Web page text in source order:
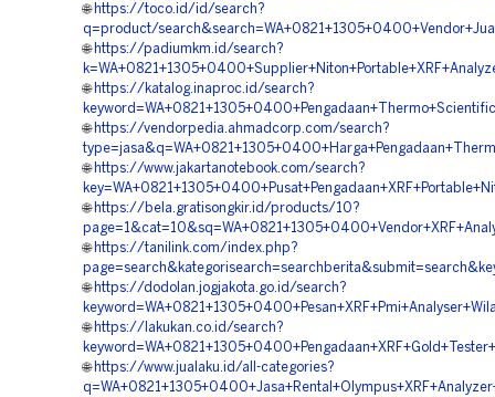
🌐 https://toco.id/id/search?
q=product/
🌐 https://padiumkm.id/search?
🌐 https://katalog.inaproc.id/search?
🌐 https://vendorpedia.ahmadcorp.com/search?
🌐 https://www.jakartanotebook.com/search?
🌐 https://bela.gratisongkir.id/products/10?
🌐 https://tanilink.com/index.php?
🌐 https://dodolan.jogjakota.go.id/search?
🌐 https://lakukan.co.id/search?
🌐 https://www.jualaku.id/all-categories?